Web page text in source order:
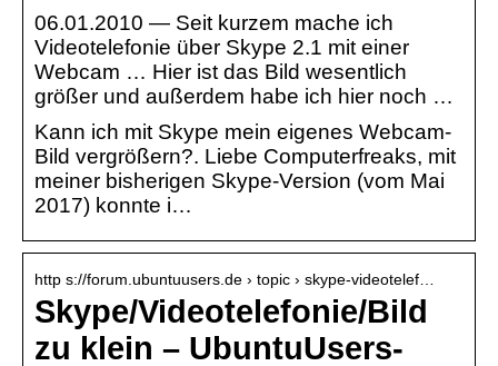
06.01.2010 — Seit kurzem mache ich
Videotelefonie über Skype 2.1 mit einer
Webcam … Hier ist das Bild wesentlich
größer und außerdem habe ich hier noch …
Kann ich mit Skype mein eigenes Webcam-
Bild vergrößern?. Liebe Computerfreaks, mit
meiner bisherigen Skype-Version (vom Mai
2017) konnte i…
http s://forum.ubuntuusers.de › topic › skype-videotelef…
Skype/Videotelefonie/Bild
zu klein – UbuntuUsers-